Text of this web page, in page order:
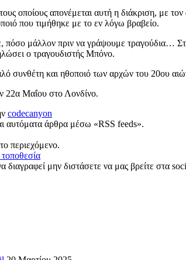
οποίους απονέμεται αυτή η διάκριση,
που τιμήθηκε με το εν λόγω βραβείο.
μάλλον πριν να γράψουμε τραγούδια…
ο τραγουδιστής Μπόνο.
συνθέτη και ηθοποιό των αρχών του 20ου
22α Μαΐου στο Λονδίνο.
codecanyon
αυτόματα άρθρα μέσω «RSS feeds».
περιεχόμενο.
διαγραφεί μην διστάσετε να μας βρείτε στα